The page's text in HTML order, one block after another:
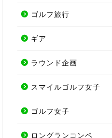
ゴルフ旅行
ギア
ラウンド企画
スマイルゴルフ女子
ゴルフ女子
ロングランコンペ